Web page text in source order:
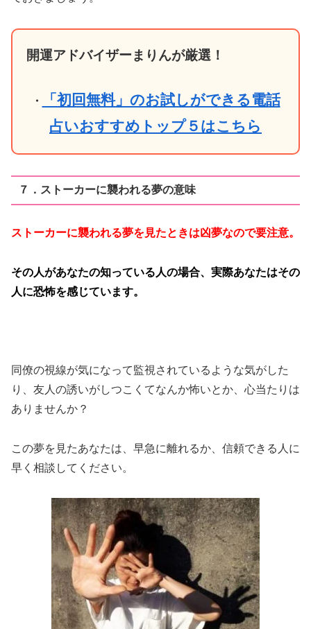
開運アドバイザーまりんが厳選！
・
「初回無料」のお試しができる電話
占いおすすめトップ５はこちら
７．ストーカーに襲われる夢の意味
ストーカーに襲われる夢を見たときは凶夢なので要注意。
その人があなたの知っている人の場合、実際あなたはその
人に恐怖を感じています。
同僚の視線が気になって監視されているような気がした
り、友人の誘いがしつこくてなんか怖いとか、心当たりは
ありませんか？
この夢を見たあなたは、早急に離れるか、信頼できる人に
早く相談してください。